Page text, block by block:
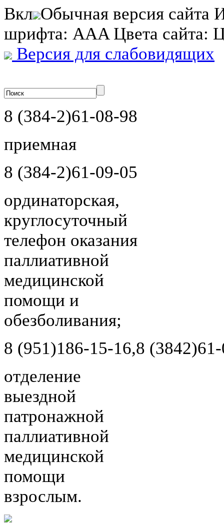
Вкл Обычная версия сайта
шрифта: AAAЦвета сайта:
Версия для слабовидящих
8 (384-2)61-08-98
приемная
8 (384-2)61-09-05
ординаторская,
круглосуточный
телефон оказания
паллиативной
медицинской
помощи и
обезболивания;
8 (951)186-15-16,8 (3842)
отделение
выездной
патронажной
паллиативной
медицинской
помощи
взрослым.